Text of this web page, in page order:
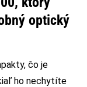
optický
čo je
ho nechytíte